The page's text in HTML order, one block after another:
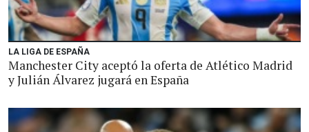
LA LIGA DE ESPAÑA
Manchester City aceptó la oferta de Atlético Madrid
y Julián Álvarez jugará en España